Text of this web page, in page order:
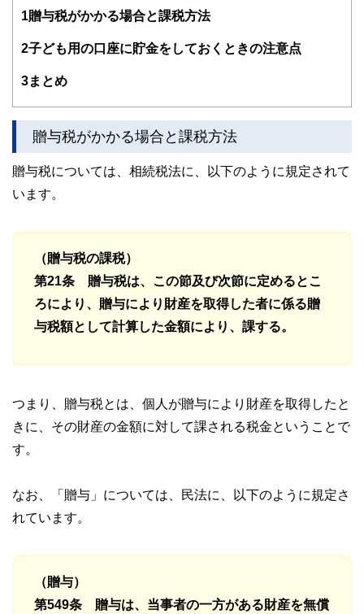
ファイナンシャル・プランニングは、数字遊びであってはな
めて価値があるものです。私は、そういった気持ちを何より
1 贈与税がかかる場合と課税方法
2子ども用の口座に貯金をしておくときの注意点
3まとめ
贈与税がかかる場合と課税方法
贈与税については、相続税法に、以下のように規定されて
います。
（贈与税の課税）
第21条 贈与税は、この節及び次節に定めるとこ
ろにより、贈与により財産を取得した者に係る贈
与税額として計算した金額により、課する。
つまり、贈与税とは、個人が贈与により財産を取得したと
きに、その財産の金額に対して課される税金ということで
す。
なお、「贈与」については、民法に、以下のように規定さ
れています。
（贈与）
第549条 贈与は、当事者の一方がある財産を無償